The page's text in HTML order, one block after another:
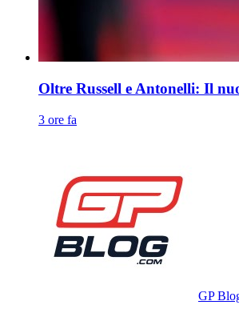
Oltre Russell e Antonelli: Il
3 ore fa
GP